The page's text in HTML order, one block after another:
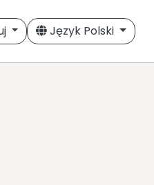
Język Polski